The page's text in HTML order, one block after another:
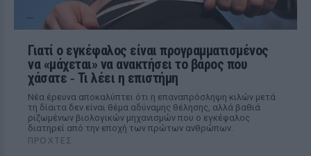
Γιατί ο εγκέφαλος είναι προγραμματισμένος
να «μάχεται» να ανακτήσει το βάρος που
χάσατε ‑ Τι λέει η επιστήμη
Νέα έρευνα αποκαλύπτει ότι η επαναπρόσληψη κιλών μετά
τη δίαιτα δεν είναι θέμα αδύναμης θέλησης, αλλά βαθιά
ριζωμένων βιολογικών μηχανισμών που ο εγκέφαλος
διατηρεί από την εποχή των πρώτων ανθρώπων.
ΠΡΟΧΤΈΣ